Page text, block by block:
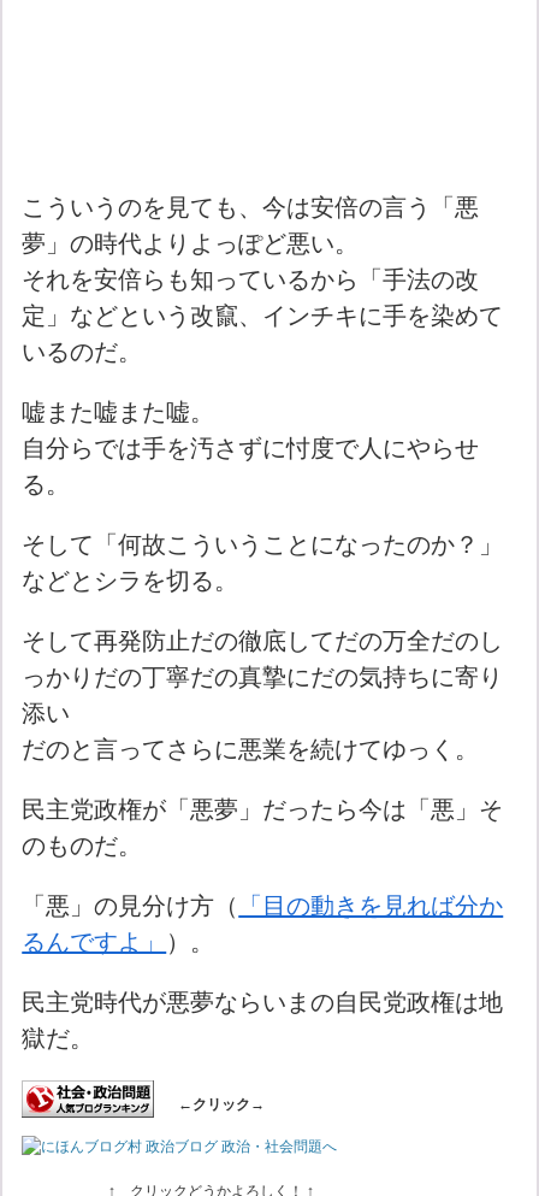
こういうのを見ても、今は安倍の言う「悪
夢」の時代よりよっぽど悪い。
それを安倍らも知っているから「手法の改
定」などという改竄、インチキに手を染めて
いるのだ。
嘘また嘘また嘘。
自分らでは手を汚さずに忖度で人にやらせ
る。
そして「何故こういうことになったのか？」
などとシラを切る。
そして再発防止だの徹底してだの万全だのし
っかりだの丁寧だの真摯にだの気持ちに寄り
添い
だのと言ってさらに悪業を続けてゆっく。
民主党政権が「悪夢」だったら今は「悪」そ
のものだ。
「悪」の見分け方（
「目の動きを見れば分か
るんですよ」
）。
民主党時代が悪夢ならいまの自民党政権は地
獄だ。
←クリック→
↑ クリックどうかよろしく！ ↑